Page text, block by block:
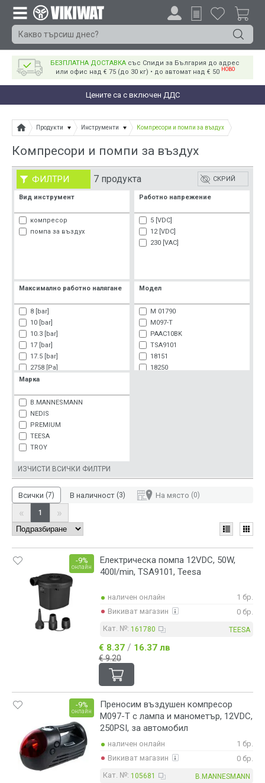
БЕЗПЛАТНА ДОСТАВКА със Спиди за България до адрес
или офис над € 75 (до 30 кг) • до автомат над € 50 НОВО
Цените са с включен ДДС
Продукти Инструменти Компресори и помпи за въздух
Компресори и помпи за въздух
ФИЛТРИ 7 продукта СКРИЙ
Вид инструмент
компресор
помпа за въздух
Работно напрежение
5 [VDC]
12 [VDC]
230 [VAC]
Максимално работно налягане
8 [bar]
10 [bar]
10.3 [bar]
17 [bar]
17.5 [bar]
2758 [Pa]
Модел
M 01790
M097-T
PAAC10BK
TSA9101
18151
18250
Марка
B.MANNESMANN
NEDIS
PREMIUM
TEESA
TROY
ИЗЧИСТИ ВСИЧКИ ФИЛТРИ
Всички (7) В наличност (3) На място (0)
« 1 »
Електрическа помпа 12VDC, 50W,
400l/min, TSA9101, Teesa
-9%
онлайн
наличен онлайн
1 бр.
Викиват магазин
0 бр.
Кат. №: 161780 TEESA
€ 8.37 / 16.37 лв
€ 9.20
Преносим въздушен компресор
M097-T с лампа и манометър, 12VDC,
250PSI, за автомобил
-9%
онлайн
наличен онлайн
1 бр.
Викиват магазин
0 бр.
Кат. №: 105681 B.MANNESMANN